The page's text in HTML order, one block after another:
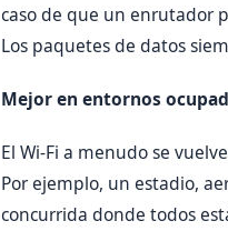
caso de que un enrutador
Los paquetes de datos
Mejor en entornos
El Wi-Fi a menudo se
Por ejemplo, un estadio,
concurrida donde todos